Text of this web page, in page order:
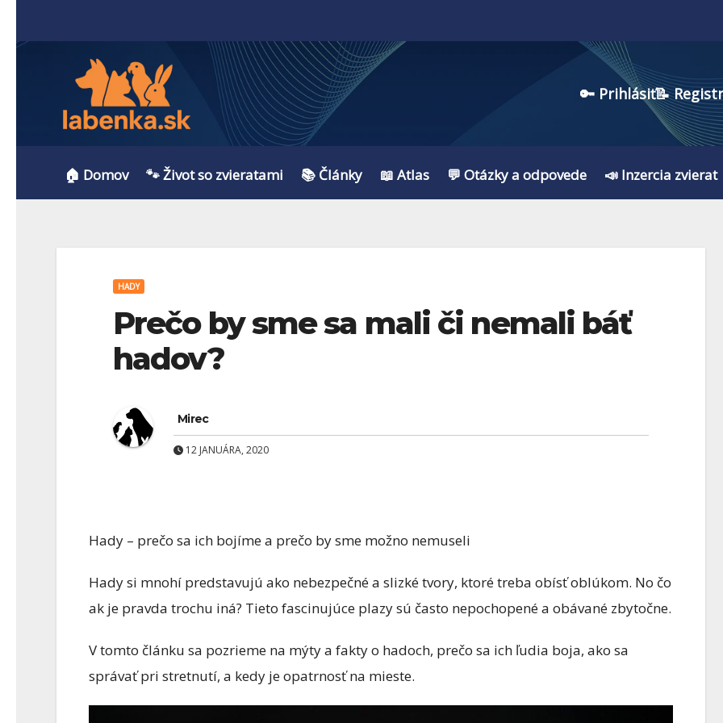
🔑 Prihlásiť📝
🏠 Domov 🐾 Život so zvieratami 📚 Články 📖 Atlas 💬 Otázky a odpovede 📣 Inzercia zvierat
HADY
Prečo by sme sa mali či nemali báť
hadov?
Mirec
12 JANUÁRA, 2020
Hady – prečo sa ich bojíme a prečo by sme možno nemuseli
Hady si mnohí predstavujú ako nebezpečné a slizké tvory, ktoré treba obísť oblúkom. No čo
ak je pravda trochu iná? Tieto fascinujúce plazy sú často nepochopené a obávané zbytočne.
V tomto článku sa pozrieme na mýty a fakty o hadoch, prečo sa ich ľudia boja, ako sa
správať pri stretnutí, a kedy je opatrnosť na mieste.
Akvaristika –
než len ryby v
2026 1 COMMENTS
Ako správne
premýšľať pri
zakladaní akvária
(2. diel): Nezačni
rybami, začni
hlavou
8 FEBRUÁRA, 2026 0 COMMENTS
premýšľať pri
zakladaní akvária
diel)- Najväčšia
akvaristike?
8 FEBRUÁRA, 2026